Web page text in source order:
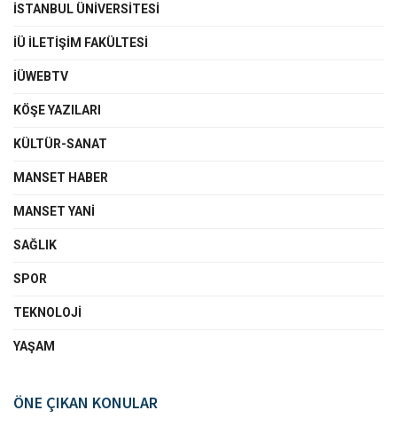
İSTANBUL ÜNIVERSITESI
İÜ İLETIŞIM FAKÜLTESI
İÜWEBTV
KÖŞE YAZILARI
KÜLTÜR-SANAT
MANSET HABER
MANSET YANI
SAĞLIK
SPOR
TEKNOLOJI
YAŞAM
ÖNE ÇIKAN KONULAR